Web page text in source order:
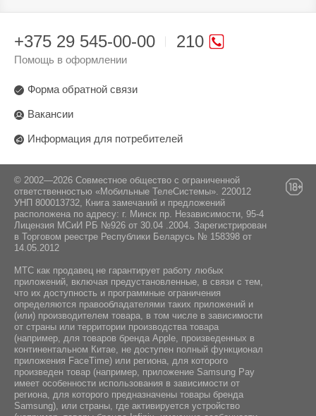
Гарантия:
Произведено в стране:
Производитель:
241, No. 59, Shatai Highway, Tianhe District,
Guangzhou, Guangdong, Китай
ООО "ДиДиТи", 220053 г. Минск ул.
М.В., 220089, г. Минск, пр-т Дзержинского, дом
19, квартира 286
210
+375 29 545-00-00
Помощь в оформлении
Форма обратной связи
Вакансии
Информация для потребителей
© 2002—2026 Совместное общество с ограниченной
ответственностью «Мобильные ТелеСистемы». 220012
УНП 800013732, Книга замечаний и предложений
расположена по адресу: г. Минск пр. Независимости, 95-4
Лицензия МСиИ РБ №926 от 30.04 .2004. Зарегистрирован
в Торговом реестре Республики Беларусь № 158398 от
14.05.2012
МТС как продавец не гарантирует работу любых
приложений, включая предустановленные, в связи с тем,
что их доступность и программные ограничения
определяются правообладателями таких приложений и
(или) производителем товара, в том числе в зависимости
от страны или территории производства товара
(например, для товаров бренда Apple, произведенных в
континентальном Китае, не доступен полный функционал
приложения FaceTime) или региона, для которого
произведен товар (например, приложение Samsung Pay
имеет особенности использования в зависимости от
региона, для которого предназначены товары бренда
Samsung), или страны, где активируется устройство